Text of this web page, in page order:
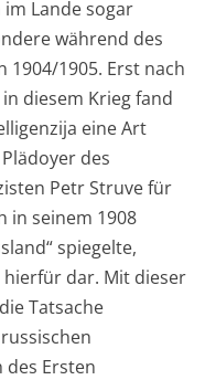
Lande sogar
während des
1904/1905. Erst nach
diesem Krieg fand
zija eine Art
des
Petr Struvefür
in seinem 1908
spiegelte,
hierfür dar. Mit dieser
Tatsache
des Ersten